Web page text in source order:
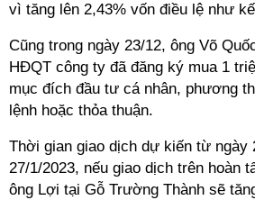
vì tăng lên 2,43% vốn điều lệ như
Cũng trong ngày 23/12, ông Võ
HĐQT công ty đã đăng ký mua 1
mục đích đầu tư cá nhân, phương
lệnh hoặc thỏa thuận.
Thời gian giao dịch dự kiến từ ngày
27/1/2023, nếu giao dịch trên hoàn
ông Lợi tại Gỗ Trường Thành sẽ